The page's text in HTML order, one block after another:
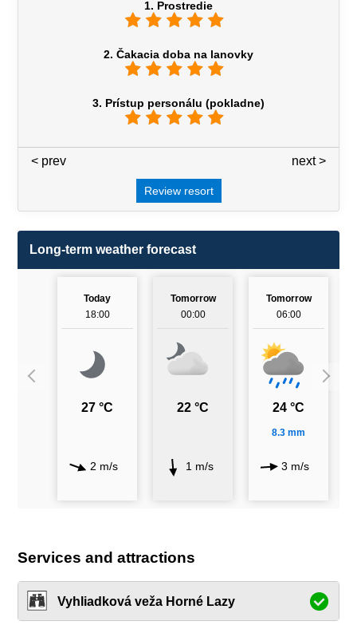
1. Prostredie
2. Čakacia doba na lanovky
3. Prístup personálu (pokladne)
next >
< prev
Review resort
Long-term weather forecast
Today
18:00
27 °C
2 m/s
Tomorrow
00:00
22 °C
1 m/s
Tomorrow
06:00
24 °C
8.3 mm
3 m/s
Services and attractions
Vyhliadková veža Horné Lazy